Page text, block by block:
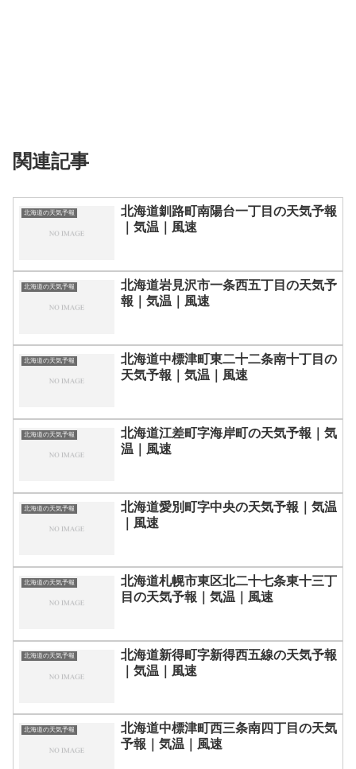
関連記事
北海道の天気予報
北海道釧路町南陽台一丁目の天気予報
｜気温｜風速
北海道の天気予報
北海道岩見沢市一条西五丁目の天気予
報｜気温｜風速
北海道の天気予報
北海道中標津町東二十二条南十丁目の
天気予報｜気温｜風速
北海道の天気予報
北海道江差町字海岸町の天気予報｜気
温｜風速
北海道の天気予報
北海道愛別町字中央の天気予報｜気温
｜風速
北海道の天気予報
北海道札幌市東区北二十七条東十三丁
目の天気予報｜気温｜風速
北海道の天気予報
北海道新得町字新得西五線の天気予報
｜気温｜風速
北海道の天気予報
北海道中標津町西三条南四丁目の天気
予報｜気温｜風速